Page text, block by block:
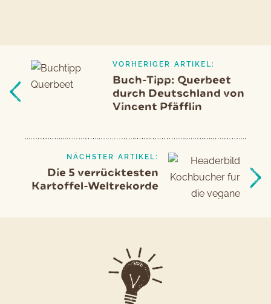
Beitragsnavigation
Vorheriger
Artikel
VORHERIGER ARTIKEL:
Buch-Tipp: Querbeet
durch Deutschland von
Vincent Pfäfflin
NÄCHSTER ARTIKEL:
Die 5 verrücktesten
Kartoffel-Weltrekorde